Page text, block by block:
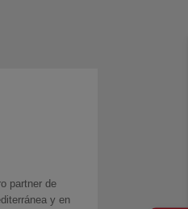
partner de
y en